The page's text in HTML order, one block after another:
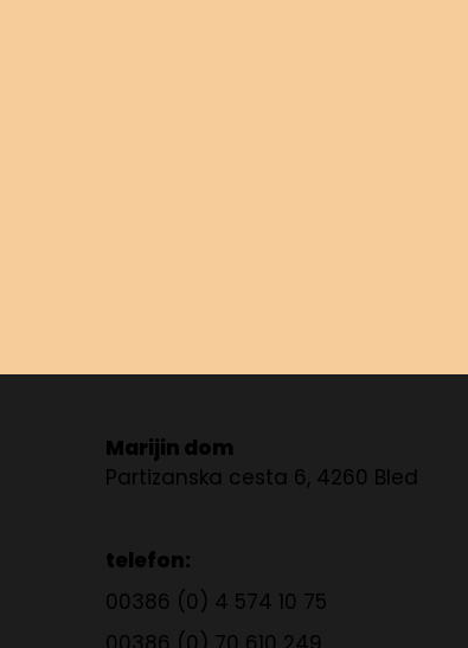
Marijin dom
Partizanska cesta 6, 4260 Bled
telefon:
00386 (0) 4 574 10 75